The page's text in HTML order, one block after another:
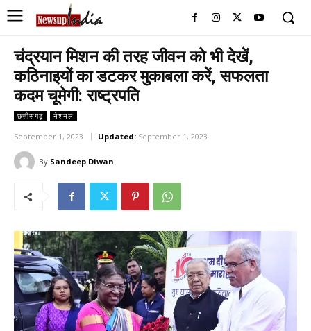
चंद्रयान मिशन की तरह जीवन को भी देखें,
कठिनाइयों का डटकर मुकाबला करें, सफलता
कदम चूमेगी: राष्ट्रपति
छत्तीसगढ़ नेशनल
September 1, 2023 Updated: September 1, 2023
By Sandeep Diwan